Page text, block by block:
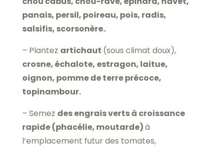
panais, persil, poireau, pois, radis,
salsifis, scorsonère..
– Plantez artichaut (sous climat doux),
crosne, échalote, estragon, laitue,
oignon, pomme de terre précoce,
topinambour.
– Semez des engrais verts à croissance
rapide (phacélie, moutarde)à
l’emplacement futur des tomates,